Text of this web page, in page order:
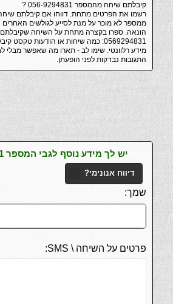
קיבלתם שיחה מהמספר 056-9294831 ?
רשמו את הפרטים מתחת. דווחו אם קיבלתם שיחה
ממספר לא מוכר על מנת לסייע לגולשים האחרים
הונאה. ספרו בקצרה מתחת על השיחה
0569294831: כמה שיחות או הודעות
מידע רלוונטי. שימו לב - תארו מה שאפשר מבלי
התגובות נבדקות לפני הופעתן.
יש לך מידע נוסף לגבי המספר 056-9294831?
דיווח אנונימי?
שמך:
פרטים על השיחה \ SMS: